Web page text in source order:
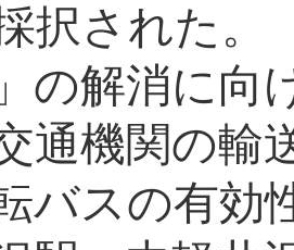
択された
の解消に向
通機関の輸
バスの有効